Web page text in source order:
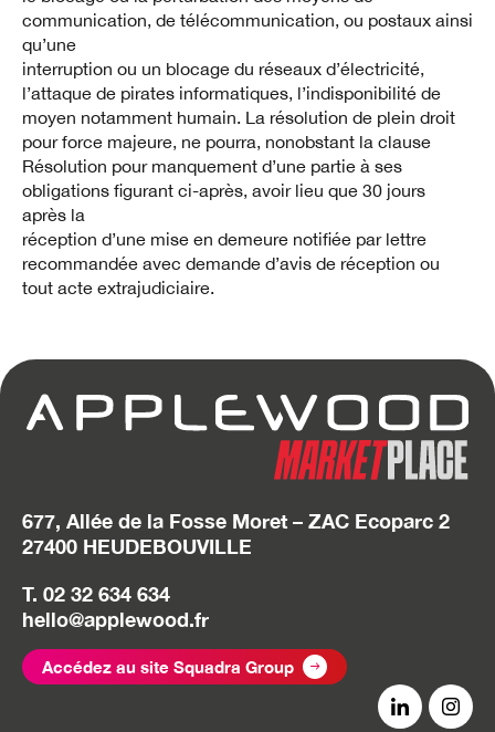
communication, de télécommunication, ou postaux ainsi
qu’une
interruption ou un blocage du réseaux d’électricité,
l’attaque de pirates informatiques, l’indisponibilité de
moyen notamment humain. La résolution de plein droit
pour force majeure, ne pourra, nonobstant la clause
Résolution pour manquement d’une partie à ses
obligations figurant ci-après, avoir lieu que 30 jours
après la
réception d’une mise en demeure notifiée par lettre
recommandée avec demande d’avis de réception ou
tout acte extrajudiciaire.
677, Allée de la Fosse Moret – ZAC Ecoparc 2
27400 HEUDEBOUVILLE
T. 02 32 634 634
hello@applewood.fr
Accédez au site Squadra Group